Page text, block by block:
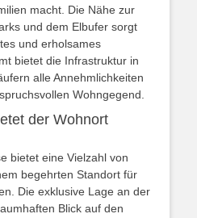
macht. Die Nähe zur
und dem Elbufer sorgt
und erholsames
bietet die Infrastruktur in
alle Annehmlichkeiten
Wohngegend.
der Wohnort
bietet eine Vielzahl von
begehrten Standort für
Die exklusive Lage an der
Blick auf den